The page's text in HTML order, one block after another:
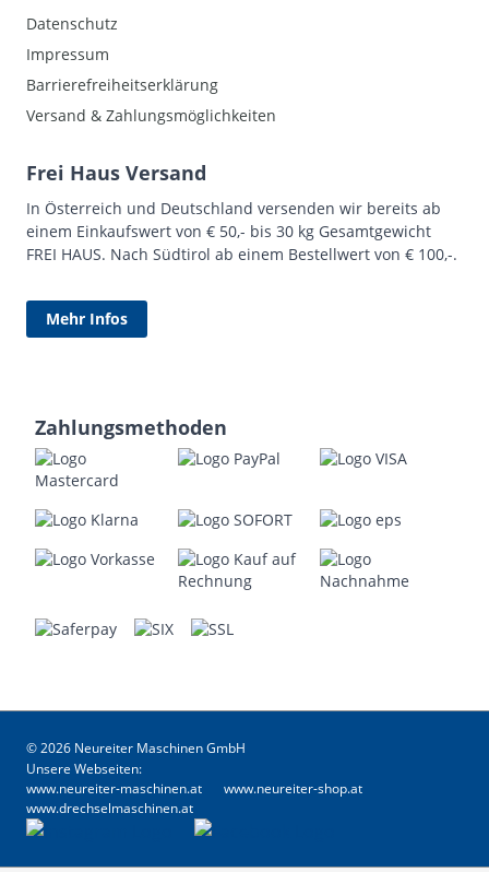
Datenschutz
Impressum
Barrierefreiheitserklärung
Versand & Zahlungsmöglichkeiten
Frei Haus Versand
In Österreich und Deutschland versenden wir bereits ab
einem Einkaufswert von € 50,- bis 30 kg Gesamtgewicht
FREI HAUS. Nach Südtirol ab einem Bestellwert von € 100,-.
Mehr Infos
Zahlungsmethoden
© 2026 Neureiter Maschinen GmbH
Unsere Webseiten:
www.neureiter-maschinen.at
www.neureiter-shop.at
www.drechselmaschinen.at